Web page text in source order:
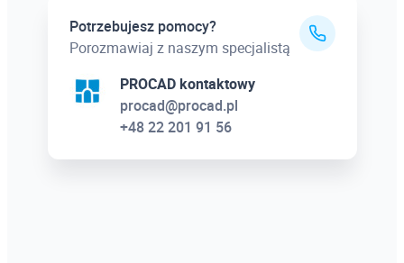
Potrzebujesz pomocy?
Porozmawiaj z naszym specjalistą
PROCAD kontaktowy
procad@procad.pl
+48 22 201 91 56